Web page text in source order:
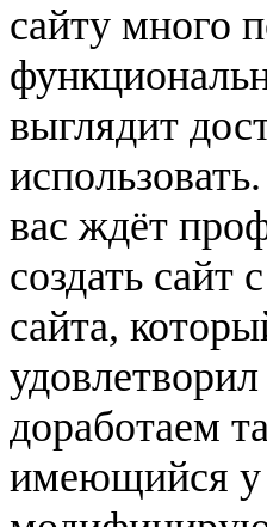
сайту много
выглядит
вас ждёт
создать
сайта,
доработаем
имеющийся у